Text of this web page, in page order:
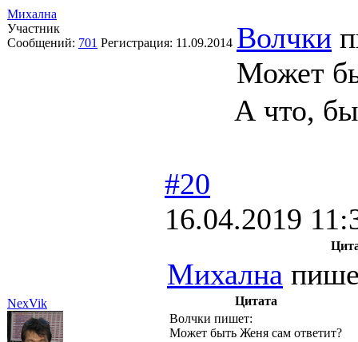
Михална
Участник
Сообщений: 701 Регистрация: 11.09.2014 Волчки
Может
А что,
NexVik
#20
16.04.2019
Михална
Цитата
Волчки пишет:
Может быть Женя сам ответит?